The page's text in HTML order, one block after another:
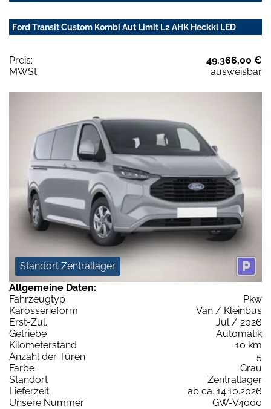
Ford Transit Custom Kombi Aut Limit L2 AHK Heckkl LED
Preis:
49.366,00 €
MWSt:
ausweisbar
Standort Zentrallager
Allgemeine Daten:
Fahrzeugtyp
Pkw
Karosserieform
Van / Kleinbus
Erst-Zul.
Jul / 2026
Getriebe
Automatik
Kilometerstand
10 km
Anzahl der Türen
5
Farbe
Grau
Standort
Zentrallager
Lieferzeit
ab ca. 14.10.2026
Unsere Nummer
GW-V4000